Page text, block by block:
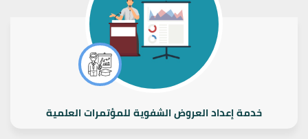
خدمة إعداد العروض الشفوية للمؤتمرات العلمية